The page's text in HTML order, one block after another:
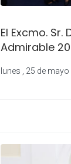
El Excmo. Sr.
Admirable
lunes , 25 de